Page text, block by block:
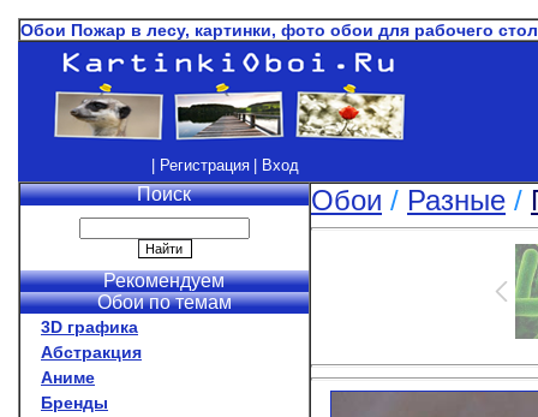
Обои Пожар в лесу, картинки, фото обои для рабочего
| Регистрация | Вход
Поиск
Рекомендуем
Обои по темам
3D графика
Абстракция
Аниме
Бренды
Обои / Разные /